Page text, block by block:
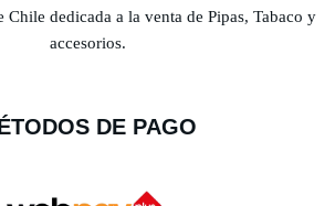
Chile dedicada a la venta de Pipas, Tabaco y
accesorios.
DE PAGO